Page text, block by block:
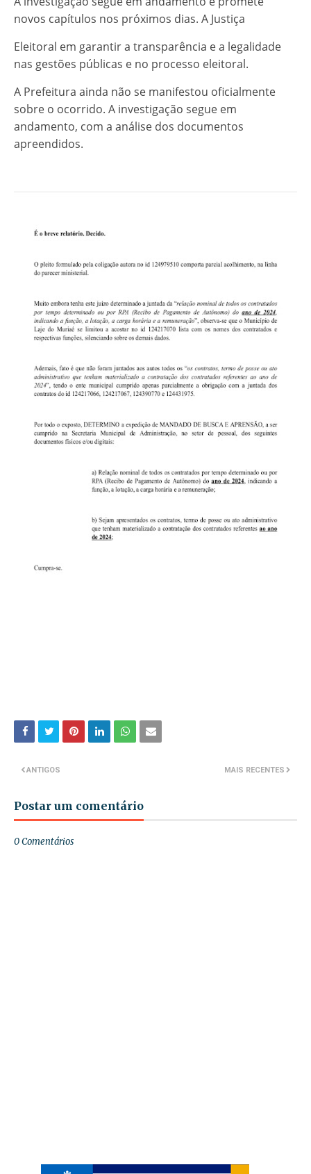
novos capítulos nos próximos dias. A Justiça
Eleitoral em garantir a transparência e a legalidade
nas gestões públicas e no processo eleitoral.
A Prefeitura ainda não se manifestou oficialmente
sobre o ocorrido. A investigação segue em
andamento, com a análise dos documentos
apreendidos.
MAIS RECENTES
ANTIGOS
Postar um comentário
0 Comentários